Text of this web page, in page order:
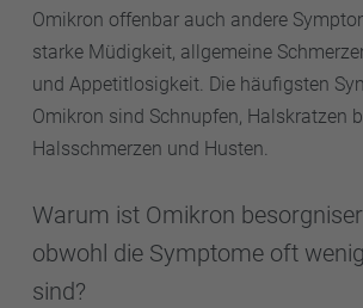
Omikron offenbar auch andere
starke Müdigkeit, allgemeine
und Appetitlosigkeit. Die häufigsten
Omikron sind Schnupfen, Halskratzen
Halsschmerzen und Husten.
Warum ist Omikron
obwohl die Symptome oft
sind?